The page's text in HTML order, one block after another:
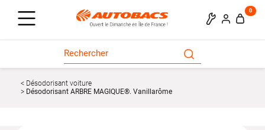
0
Désodorisant voiture
Désodorisant ARBRE MAGIQUE®. Vanillarôme